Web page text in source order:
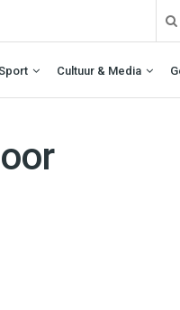
Cultuur & Media